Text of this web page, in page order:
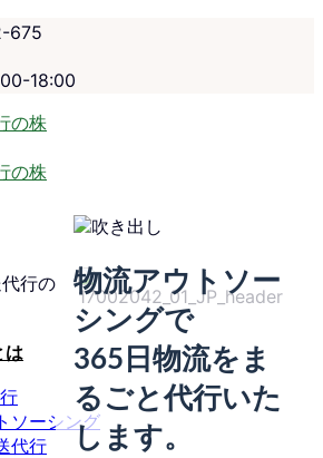
675
18:00
行の
は
ソーシング
代行
物流アウトソー
シングで
365日物流をま
るごと代行いた
します。